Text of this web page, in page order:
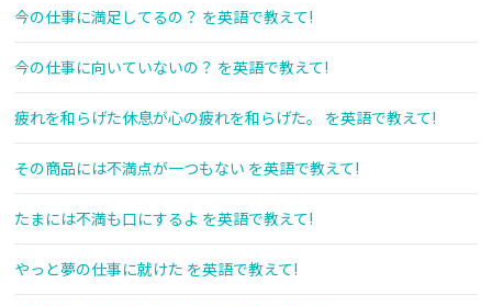
今の仕事に満足してるの？ を英語で教えて!
今の仕事に向いていないの？ を英語で教えて!
疲れを和らげた休息が心の疲れを和らげた。 を英語で教えて!
その商品には不満点が一つもない を英語で教えて!
たまには不満も口にするよ を英語で教えて!
やっと夢の仕事に就けた を英語で教えて!